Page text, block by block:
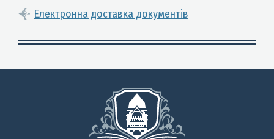
Електронна доставка документів